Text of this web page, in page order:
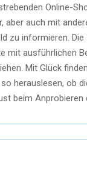
Online-
auch mit
zu informieren. Die
mit ausführlichen
Mit Glück
herauslesen, ob
beim Anprobieren